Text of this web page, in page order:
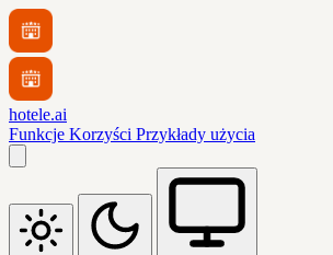
hotele.ai
Funkcje Korzyści Przykłady użycia